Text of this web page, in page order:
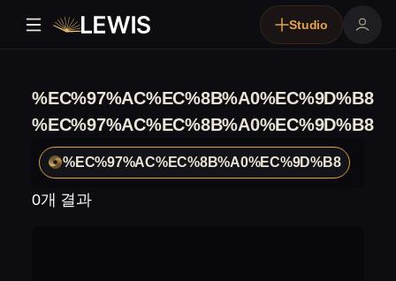
Studio
%EC%97%AC%EC%8B%A0%EC%9D%B8
%EC%97%AC%EC%8B%A0%EC%9D%B8
%EC%97%AC%EC%8B%A0%EC%9D%B8
0개 결과